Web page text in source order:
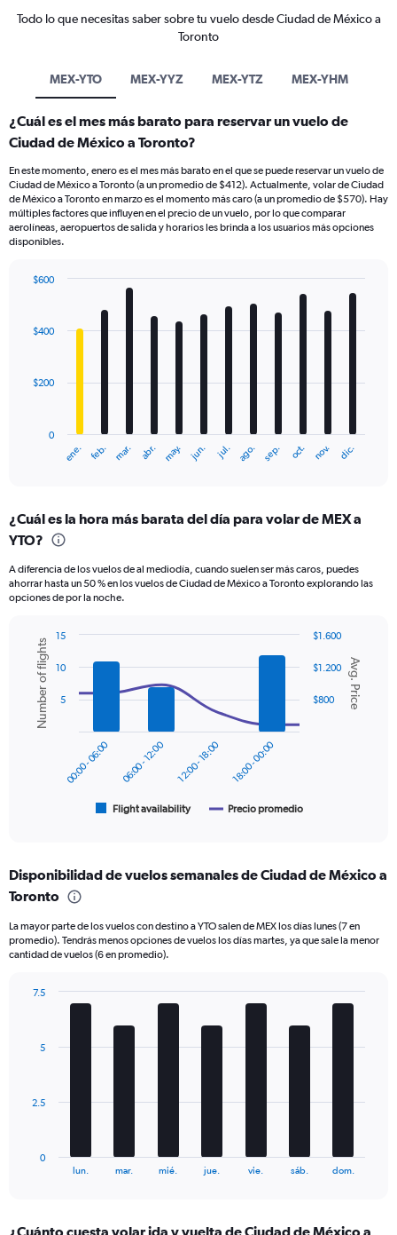
Todo lo que necesitas saber sobre tu vuelo desde Ciudad de México a
Toronto
MEX-YTO MEX-YYZ MEX-YTZ MEX-YHM
¿Cuál es el mes más barato para reservar un vuelo de
Ciudad de México a Toronto?
En este momento, enero es el mes más barato en el que se puede reservar un vuelo de
Ciudad de México a Toronto (a un promedio de $412). Actualmente, volar de Ciudad
de México a Toronto en marzo es el momento más caro (a un promedio de $570). Hay
múltiples factores que influyen en el precio de un vuelo, por lo que comparar
aerolíneas, aeropuertos de salida y horarios les brinda a los usuarios más opciones
disponibles.
with
12
The
Range:
12
The
chart
axis
displaying
values.
Range:
ene. feb. mar. abr. may. jun. jul. ago. sep. oct. nov. dic.
0
$200
$400
$600
¿Cuál es la hora más barata del día para volar de MEX a
YTO?
A diferencia de los vuelos de al mediodía, cuando suelen ser más caros, puedes
ahorrar hasta un 50 % en los vuelos de Ciudad de México a Toronto explorando las
opciones de por la noche.
Combination
chart
with
data
series.
categories.
Range:
categories.
The
chart
displaying
and
Chart
graphic.
Avg. Price
Number of flights
Flight availability Precio promedio
00:00 - 06:00 06:00 - 12:00 12:00 - 18:00 18:00 - 00:00
$800
$1.200
$1.600
5
10
15
Disponibilidad de vuelos semanales de Ciudad de México a
Toronto
La mayor parte de los vuelos con destino a YTO salen de MEX los días lunes (7 en
promedio). Tendrás menos opciones de vuelos los días martes, ya que sale la menor
cantidad de vuelos (6 en promedio).
The
lun. mar. mié. jue. vie. sáb. dom.
0
2.5
5
7.5
¿Cuánto cuesta volar ida y vuelta de Ciudad de México a